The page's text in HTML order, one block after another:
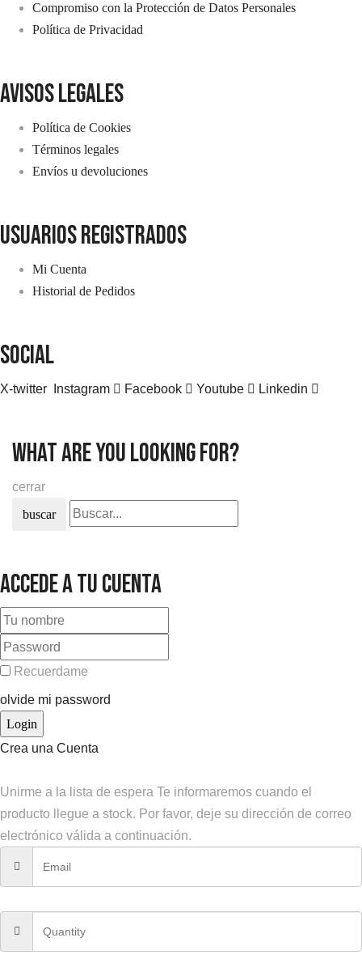
Compromiso con la Protección de Datos Personales
Política de Privacidad
avisos legales
Política de Cookies
Términos legales
Envíos u devoluciones
usuarios registrados
Mi Cuenta
Historial de Pedidos
SOCIAL
X-twitter Instagram Facebook Youtube Linkedin
what are you looking for?
cerrar
buscar
Accede a tu cuenta
Recuerdame
olvide mi password
Crea una Cuenta
Unirme a la lista de espera Te informaremos cuando el
producto llegue a stock. Por favor, deje su dirección de correo
electrónico válida a continuación.